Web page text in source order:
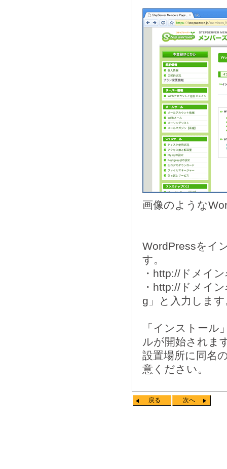
画像のような
WordPressをイ
す。
・http://ドメイ
・http://ドメイ
g」と入力します
「インストー
ルが開始されま
設置場所に同名
意ください。
戻る 次へ